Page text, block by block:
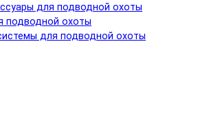
для подводной охоты
подводной охоты
для подводной охоты